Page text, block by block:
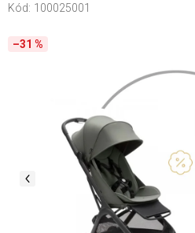
Kód: 100025001
–31 %